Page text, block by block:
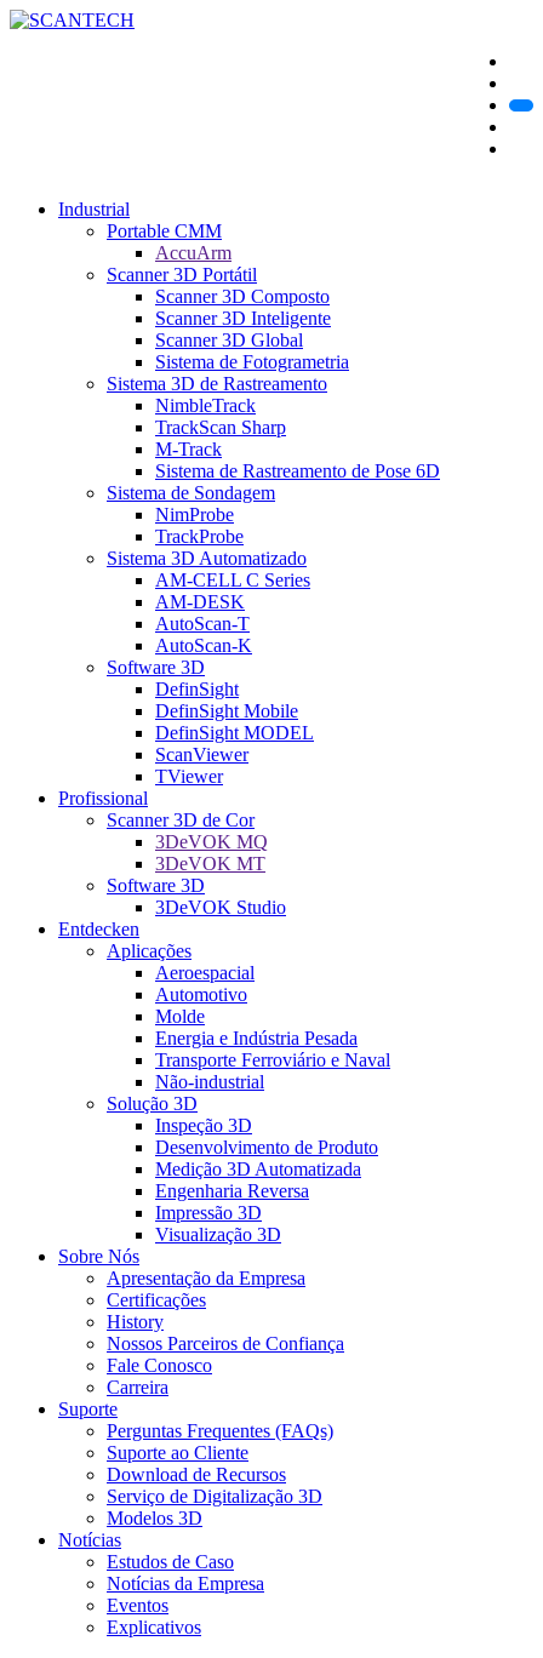
Industrial
Portable CMM
AccuArm
Scanner 3D Portátil
Scanner 3D Composto
Scanner 3D Inteligente
Scanner 3D Global
Sistema de Fotogrametria
Sistema 3D de Rastreamento
NimbleTrack
TrackScan Sharp
M-Track
Sistema de Rastreamento de Pose 6D
Sistema de Sondagem
NimProbe
TrackProbe
Sistema 3D Automatizado
AM-CELL C Series
AM-DESK
AutoScan-T
AutoScan-K
Software 3D
DefinSight
DefinSight Mobile
DefinSight MODEL
ScanViewer
TViewer
Profissional
Scanner 3D de Cor
3DeVOK MQ
3DeVOK MT
Software 3D
3DeVOK Studio
Entdecken
Aplicações
Aeroespacial
Automotivo
Molde
Energia e Indústria Pesada
Transporte Ferroviário e Naval
Não-industrial
Solução 3D
Inspeção 3D
Desenvolvimento de Produto
Medição 3D Automatizada
Engenharia Reversa
Impressão 3D
Visualização 3D
Sobre Nós
Apresentação da Empresa
Certificações
History
Nossos Parceiros de Confiança
Fale Conosco
Carreira
Suporte
Perguntas Frequentes (FAQs)
Suporte ao Cliente
Download de Recursos
Serviço de Digitalização 3D
Modelos 3D
Notícias
Estudos de Caso
Notícias da Empresa
Eventos
Explicativos